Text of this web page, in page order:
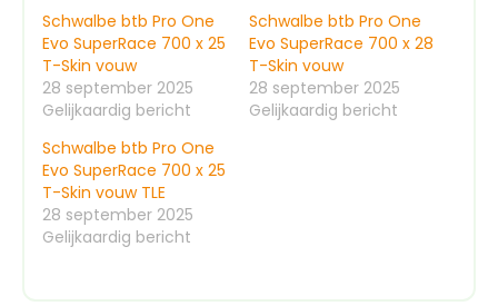
Schwalbe btb Pro One
Evo SuperRace 700 x 25
T-Skin vouw
28 september 2025
Gelijkaardig bericht
Schwalbe btb Pro One
Evo SuperRace 700 x 28
T-Skin vouw
28 september 2025
Gelijkaardig bericht
Schwalbe btb Pro One
Evo SuperRace 700 x 25
T-Skin vouw TLE
28 september 2025
Gelijkaardig bericht